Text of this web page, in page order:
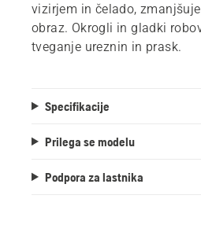
vizirjem in čelado,
obraz. Okrogli in gladki
tveganje ureznin in prask.
Specifikacije
Prilega se modelu
Podpora za lastnika